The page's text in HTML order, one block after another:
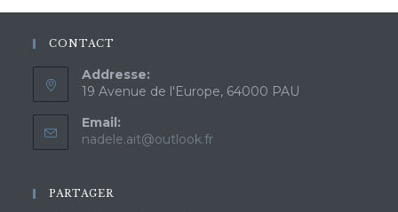
CONTACT
Addresse:
19 Avenue de l'Europe, 64000 PAU
Email:
nadele.ait@outlook.fr
PARTAGER